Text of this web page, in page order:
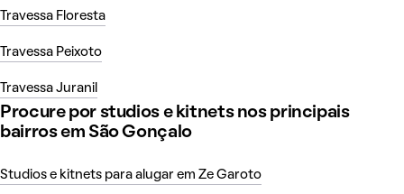
Travessa Floresta
Travessa Peixoto
Travessa Juranil
Procure por studios e kitnets nos principais
bairros em São Gonçalo
Studios e kitnets para alugar em Ze Garoto